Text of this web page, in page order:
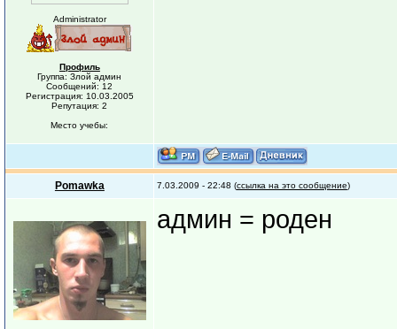
Administrator
Профиль
Группа: Злой админ
Сообщений: 12
Регистрация: 10.03.2005
Репутация: 2
Место учебы:
Pomawka 7.03.2009 - 22:48 (ссылка на это сообщение)
админ = роден